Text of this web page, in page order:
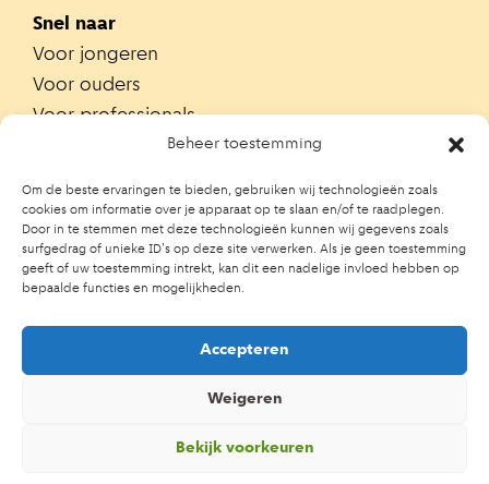
Beheer toestemming
Om de beste ervaringen te bieden, gebruiken wij technologieën zoals
cookies om informatie over je apparaat op te slaan en/of te raadplegen.
Door in te stemmen met deze technologieën kunnen wij gegevens zoals
surfgedrag of unieke ID's op deze site verwerken. Als je geen toestemming
geeft of uw toestemming intrekt, kan dit een nadelige invloed hebben op
bepaalde functies en mogelijkheden.
Accepteren
Weigeren
Bekijk voorkeuren
Snel naar
Voor jongeren
Voor ouders
Voor professionals
Zoek contactpersoon op school
Trainingen
Ouderportaal JGZ